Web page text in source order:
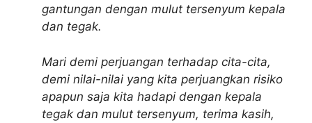
gantungan dengan mulut tersenyum kepala
dan tegak.
Mari demi perjuangan terhadap cita-cita,
demi nilai-nilai yang kita perjuangkan risiko
apapun saja kita hadapi dengan kepala
tegak dan mulut tersenyum, terima kasih,